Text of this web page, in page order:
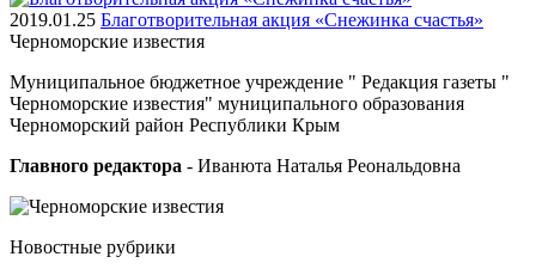
2019.01.25 Благотворительная акция «Снежинка счастья»
Черноморские известия
Муниципальное бюджетное учреждение " Редакция газеты "
Черноморские известия" муниципального образования
Черноморский район Республики Крым
Главного редактора - Иванюта Наталья Реональдовна
Новостные рубрики